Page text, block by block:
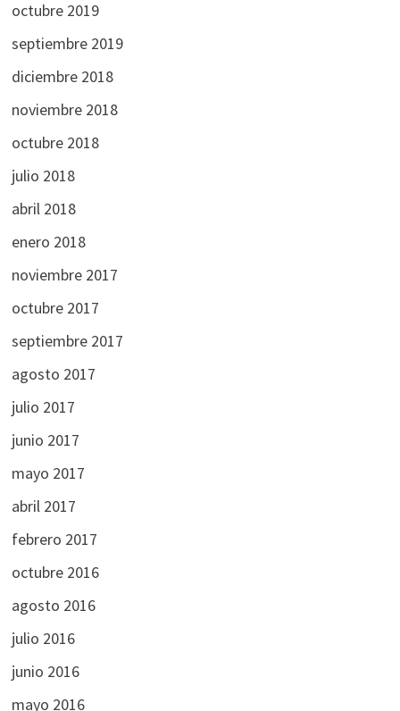
octubre 2019
septiembre 2019
diciembre 2018
noviembre 2018
octubre 2018
julio 2018
abril 2018
enero 2018
noviembre 2017
octubre 2017
septiembre 2017
agosto 2017
julio 2017
junio 2017
mayo 2017
abril 2017
febrero 2017
octubre 2016
agosto 2016
julio 2016
junio 2016
mayo 2016